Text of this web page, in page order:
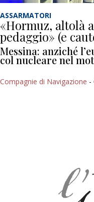
ASSARMATORI
«Hormuz, altolà
pedaggio» (e
Messina: anziché
col nucleare nel
Compagnie di Navigazione -